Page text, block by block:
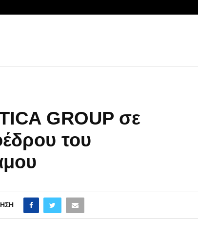
GROUP σε
του